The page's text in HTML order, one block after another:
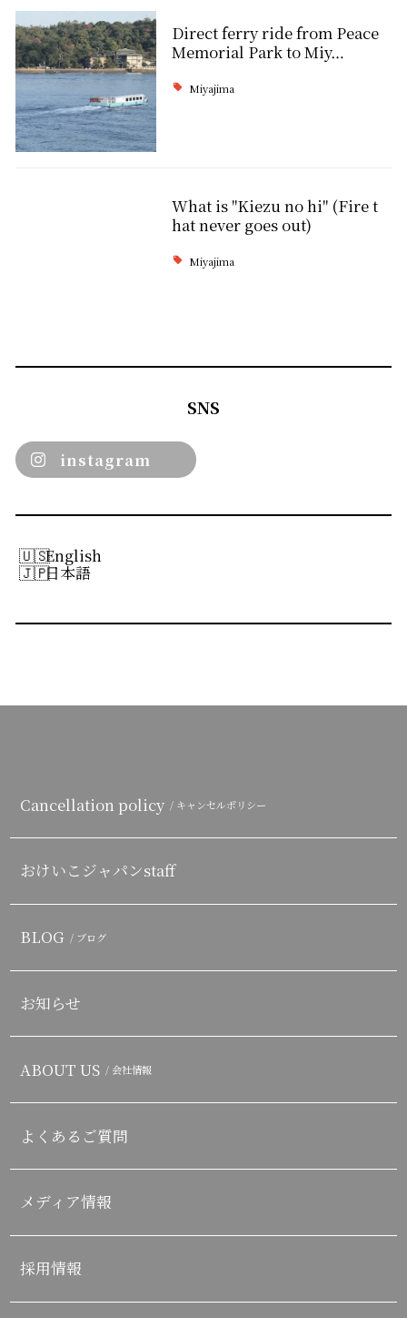
Direct ferry ride from Peace
Memorial Park to Miy…
Miyajima
What is "Kiezu no hi" (Fire t
hat never goes out)
Miyajima
SNS
instagram
English
日本語
Cancellation policy / キャンセルポリシー
おけいこジャパンstaff
BLOG / ブログ
お知らせ
ABOUT US / 会社情報
よくあるご質問
メディア情報
採用情報